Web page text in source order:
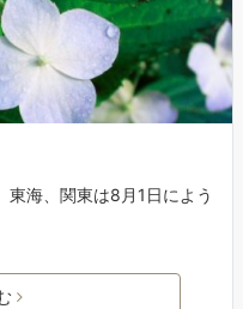
海、関東は8月1日によう